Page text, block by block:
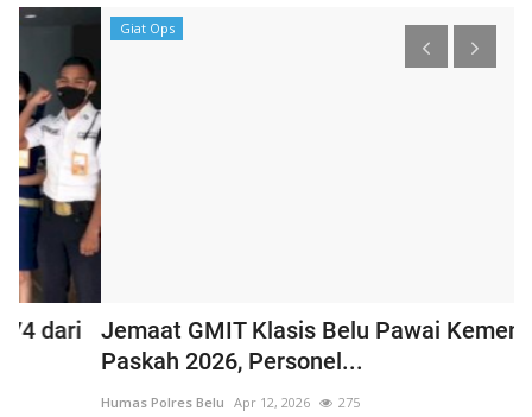
Jemaat GMIT Klasis Belu Pawai Kemenangan
Paskah 2026, Personel...
Humas Polres Belu Apr 12, 2026 275